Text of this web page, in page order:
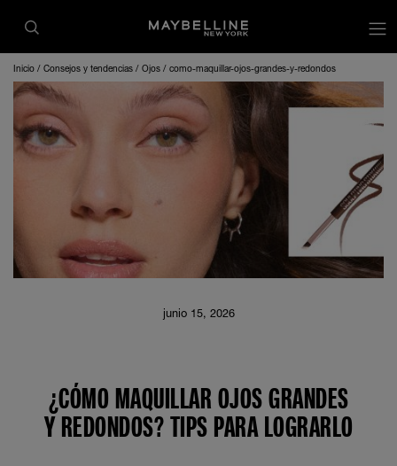
Inicio Consejos y tendencias Ojos como-maquillar-ojos-grandes-y-redondos
junio 15, 2026
¿CÓMO MAQUILLAR OJOS GRANDES
Y REDONDOS? TIPS PARA LOGRARLO